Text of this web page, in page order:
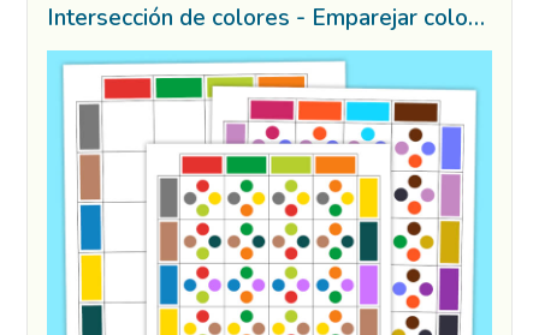
Intersección de colores - Emparejar colores